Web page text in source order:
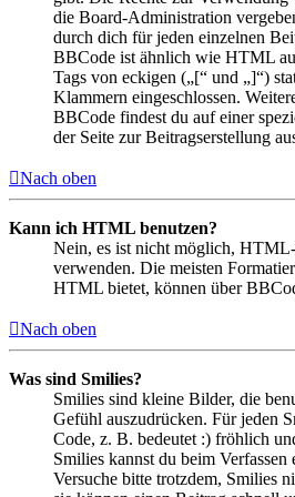
die Board-Administration
durch dich für jeden einzelnen
BBCode ist ähnlich wie HTML
Tags von eckigen („[“ und „]“)
Klammern eingeschlossen.
BBCode findest du auf einer
der Seite zur Beitragserstellung
Nach oben
Kann ich HTML benutzen?
Nein, es ist nicht möglich,
verwenden. Die meisten
HTML bietet, können über
Nach oben
Was sind Smilies?
Smilies sind kleine Bilder, die
Gefühl auszudrücken. Für jeden
Code, z. B. bedeutet :) fröhlich
Smilies kannst du beim Verfassen
Versuche bitte trotzdem, Smilies